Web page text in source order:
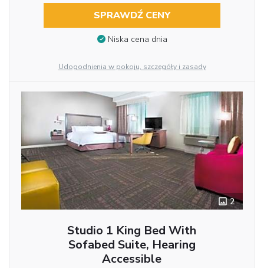
SPRAWDŹ CENY
Niska cena dnia
Udogodnienia w pokoju, szczegóły i zasady
2
Studio 1 King Bed With
Sofabed Suite, Hearing
Accessible